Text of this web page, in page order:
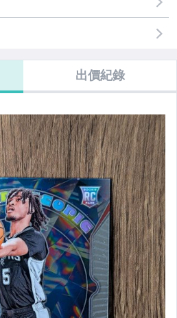
出價紀錄